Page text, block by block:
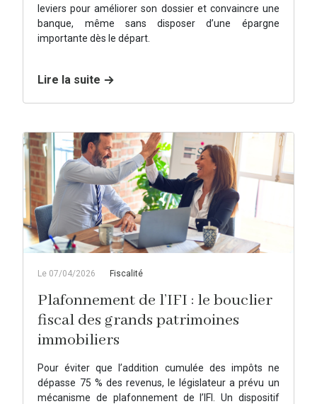
leviers pour améliorer son dossier et convaincre une
banque, même sans disposer d’une épargne
importante dès le départ.
Lire la suite
Le 07/04/2026 Fiscalité
Plafonnement de l’IFI : le bouclier
fiscal des grands patrimoines
immobiliers
Pour éviter que l’addition cumulée des impôts ne
dépasse 75 % des revenus, le législateur a prévu un
mécanisme de plafonnement de l’IFI. Un dispositif